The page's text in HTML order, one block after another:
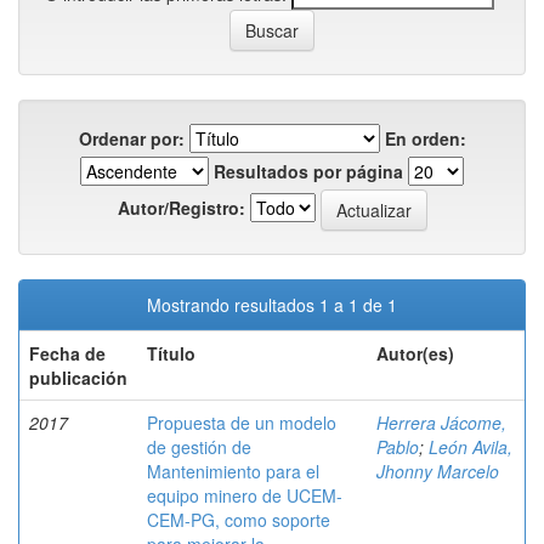
Ordenar por:
En orden:
Resultados por página
Autor/Registro:
Mostrando resultados 1 a 1 de 1
Fecha de
publicación
Título Autor(es)
2017
Propuesta de un modelo
de gestión de
Mantenimiento para el
equipo minero de UCEM-
CEM-PG, como soporte
Herrera Jácome,
Pablo; León Avila,
Jhonny Marcelo